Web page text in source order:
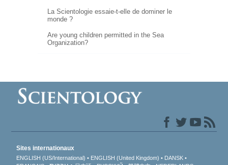
La Scientologie essaie-t-elle de dominer le
monde ?
Are young children permitted in the Sea
Organization?
Sites internationaux
ENGLISH (US/International) ENGLISH (United Kingdom)
DANSK